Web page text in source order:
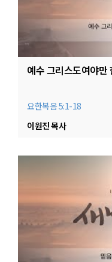
예수 그리스도여야만
요한복음 5:1-18
이원진 목사